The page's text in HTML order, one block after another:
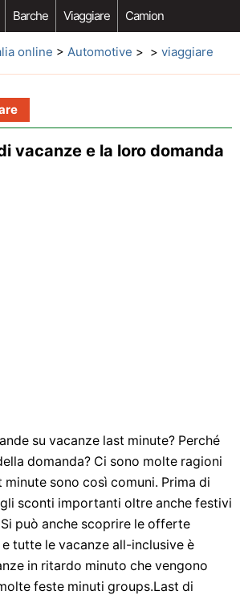
Barche Viaggiare Camion
Auto Car Opzioni Aftermarket
online > Automotive > > viaggiare
vacanze e la loro domanda
su vacanze last minute? Perché
domanda? Ci sono molte ragioni
minute sono così comuni. Prima di
sconti importanti oltre anche festivi
può anche scoprire le offerte
tutte le vacanze all-inclusive è
in ritardo minuto che vengono
feste minuti groups.Last di